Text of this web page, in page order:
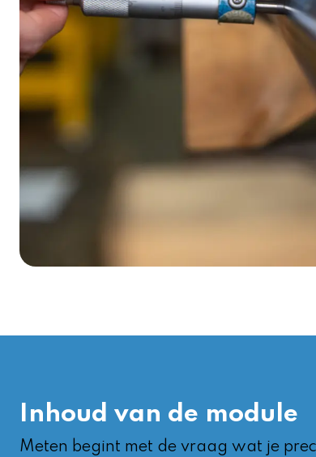
Inhoud van de module
Meten begint met de vraag wat je